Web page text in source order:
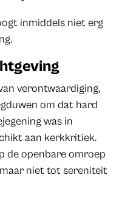
inmiddels niet erg
verontwaardiging,
om dat hard
was in
aan kerkkritiek.
de openbare omroep
niet tot sereniteit